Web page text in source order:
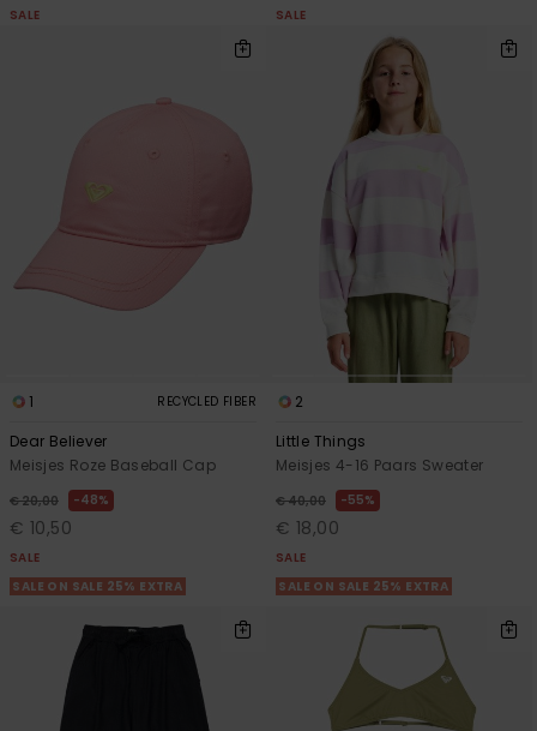
SALE SALE
1 RECYCLED FIBER
Dear Believer
Meisjes Roze Baseball Cap
€ 20,00 48%
€ 10,50
SALE
SALE ON SALE 25% EXTRA
2
Little Things
Meisjes 4-16 Paars Sweater
€ 40,00 55%
€ 18,00
SALE
SALE ON SALE 25% EXTRA